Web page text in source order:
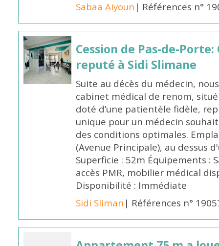
Sabaa Aiyoun | Références n°
Cession de Pas-de-
reputé à Sidi Slimane
Suite au décès du médecin,
cabinet médical de renom,
doté d’une patientèle fidèle,
unique pour un médecin
des conditions optimales.
(Avenue Principale), au dessus
Superficie : 52m Équipements :
accès PMR, mobilier médical
Disponibilité : Immédiate
Sidi Sliman | Références n°